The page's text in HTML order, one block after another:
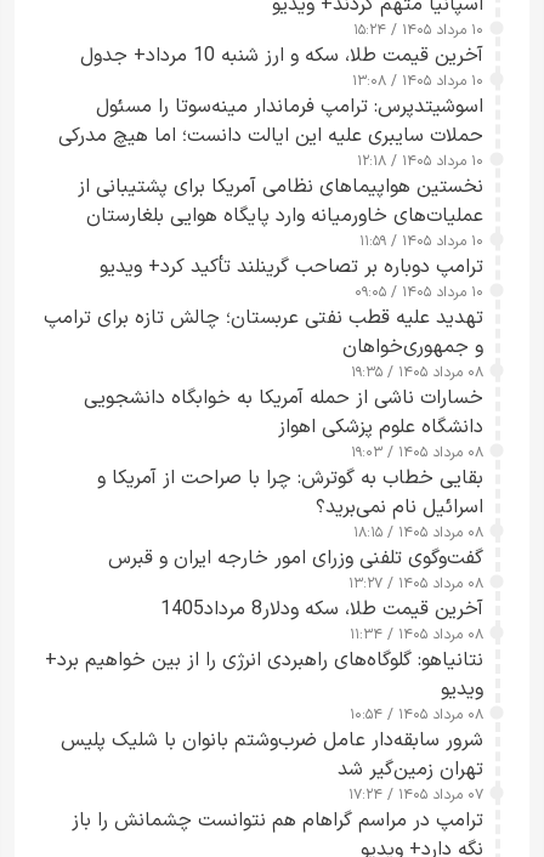
۱۰ مرداد ۱۴۰۵ / ۱۵:۲۴
آخرین قیمت طلا، سکه و ارز شنبه 10 مرداد+ جدول
۱۰ مرداد ۱۴۰۵ / ۱۳:۰۸
اسوشیتدپرس: ترامپ فرماندار مینه‌سوتا را مسئول
حملات سایبری علیه این ایالت دانست؛ اما هیچ مدرکی
ارائه نکرد
۱۰ مرداد ۱۴۰۵ / ۱۲:۱۸
نخستین هواپیماهای نظامی آمریکا برای پشتیبانی از
عملیات‌های خاورمیانه وارد پایگاه هوایی بلغارستان
شدند
۱۰ مرداد ۱۴۰۵ / ۱۱:۵۹
ترامپ دوباره بر تصاحب گرینلند تأکید کرد+ ویدیو
۱۰ مرداد ۱۴۰۵ / ۰۹:۰۵
تهدید علیه قطب نفتی عربستان؛ چالش تازه برای ترامپ
و جمهوری‌خواهان
۰۸ مرداد ۱۴۰۵ / ۱۹:۳۵
خسارات ناشی از حمله آمریکا به خوابگاه دانشجویی
دانشگاه علوم پزشکی اهواز
۰۸ مرداد ۱۴۰۵ / ۱۹:۰۳
بقایی خطاب به گوترش: چرا با صراحت از آمریکا و
اسرائیل نام نمی‌برید؟
۰۸ مرداد ۱۴۰۵ / ۱۸:۱۵
گفت‌وگوی تلفنی وزرای امور خارجه ایران و قبرس
۰۸ مرداد ۱۴۰۵ / ۱۳:۲۷
آخرین قیمت طلا، سکه ودلار8 مرداد1405
۰۸ مرداد ۱۴۰۵ / ۱۱:۳۴
نتانیاهو: گلوگاه‌های راهبردی انرژی را از بین خواهیم برد+
ویدیو
۰۸ مرداد ۱۴۰۵ / ۱۰:۵۴
شرور سابقه‌دار عامل ضرب‌وشتم بانوان با شلیک پلیس
تهران زمین‌گیر شد
۰۷ مرداد ۱۴۰۵ / ۱۷:۲۴
ترامپ در مراسم گراهام هم نتوانست چشمانش را باز
نگه دارد+ ویدیو